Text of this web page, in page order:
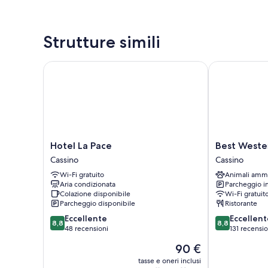
Strutture simili
Hotel
La
Pace
Cassino
Hotel La Pace
Cassino
Wi-Fi gratuito
Aria condizionata
Colazione disponibile
Parcheggio disponibile
8.8
su
8,8 Eccellente
48 recensioni
Il
prezzo
90 €
tasse e oneri inclusi
Hotel La Pace
Best
Western
Hotel
Rocca
Cassino
Best
Cassino
Animali
Parcheggio
Wi-Fi
Ristorante
8.8
su
8,8
131
Best Western